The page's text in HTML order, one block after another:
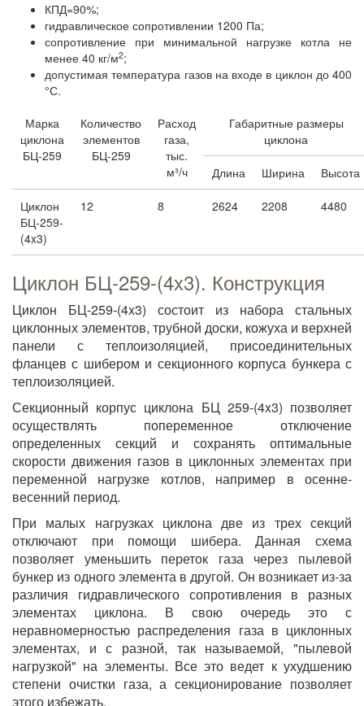
КПД=90%;
гидравлическое сопротивлении 1200 Па;
сопротивление при минимальной нагрузке котла не
менее 40 кг/м2;
допустимая температура газов на входе в циклон до 400
°С.
Марка
циклона
БЦ-259
Количество
элементов
БЦ-259
Расход
газа,
тыс.
м³/ч
Габаритные размеры
циклона
Длина Ширина Высота
Циклон
БЦ-259-
(4x3)
12 8 2624 2208 4480
Циклон БЦ-259-(4x3). Конструкция
Циклон БЦ-259-(4x3) состоит из набора стальных
циклонных элементов, трубной доски, кожуха и верхней
панели с теплоизоляцией, присоединительных
фланцев с шибером и секционного корпуса бункера с
теплоизоляцией.
Секционный корпус циклона БЦ 259-(4x3) позволяет
осуществлять попеременное отключение
определенных секций и сохранять оптимальные
скорости движения газов в циклонных элементах при
переменной нагрузке котлов, например в осенне-
весенний период.
При малых нагрузках циклона две из трех секций
отключают при помощи шибера. Данная схема
позволяет уменьшить переток газа через пылевой
бункер из одного элемента в другой. Он возникает из-за
различия гидравлического сопротивления в разных
элементах циклона. В свою очередь это с
неравномерностью распределения газа в циклонных
элементах, и с разной, так называемой, "пылевой
нагрузкой" на элементы. Все это ведет к ухудшению
степени очистки газа, а секционирование позволяет
этого избежать.